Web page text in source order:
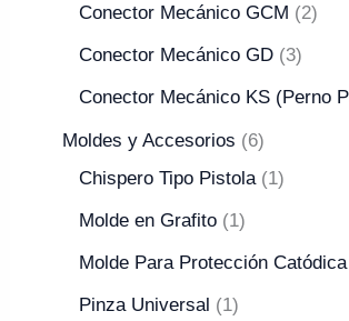
Conector Mecánico GCM 2
Conector Mecánico GD 3
Conector Mecánico KS (Perno
Moldes y Accesorios
6
Chispero Tipo Pistola
1
Molde en Grafito 1
Molde Para Protección Catódica
Pinza Universal 1